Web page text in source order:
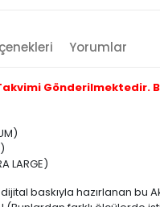
Yorumlar
Takvimi Gönderilmektedir.
LARGE)
dijital baskıyla hazırlanan